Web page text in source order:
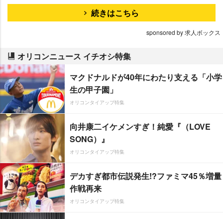
続きはこちら
sponsored by 求人ボックス
オリコンニュース イチオシ特集
マクドナルドが40年にわたり支える「小学
生の甲子園」
オリコンタイアップ特集
向井康二イケメンすぎ！純愛『（LOVE
SONG）』
オリコンタイアップ特集
デカすぎ都市伝説発生!?ファミマ45％増量
作戦再来
オリコンタイアップ特集